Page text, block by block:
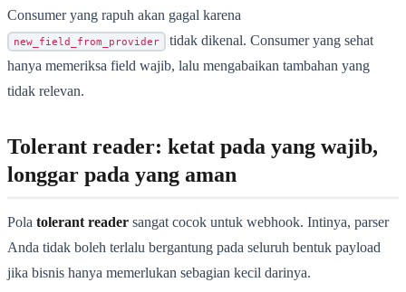
Consumer yang rapuh akan gagal karena
new_field_from_provider
tidak dikenal. Consumer yang sehat
hanya memeriksa field wajib, lalu mengabaikan tambahan yang
tidak relevan.
Tolerant reader: ketat pada yang wajib,
longgar pada yang aman
Pola tolerant reader sangat cocok untuk webhook. Intinya, parser
Anda tidak boleh terlalu bergantung pada seluruh bentuk payload
jika bisnis hanya memerlukan sebagian kecil darinya.